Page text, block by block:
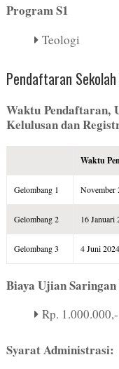
Program S1
Teologi
Pendaftaran
Waktu Pendaftaran,
Kelulusan dan
Waktu
Gelombang 1 November
Gelombang 2 16 Januari
Gelombang 3 4 Juni
Biaya Ujian
Rp.
Syarat Administrasi: